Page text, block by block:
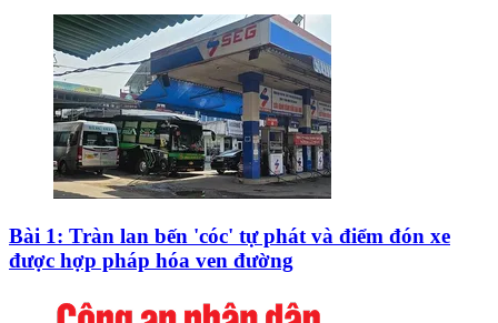
Bài 1: Tràn lan bến 'cóc' tự phát và điểm đón xe
được hợp pháp hóa ven đường